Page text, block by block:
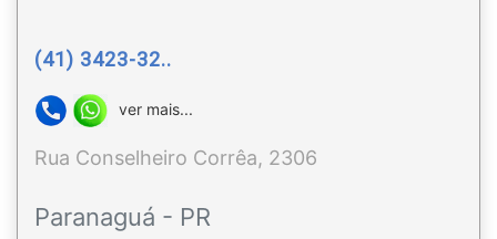
(41) 3423-32..
ver mais...
Rua Conselheiro Corrêa, 2306
Paranaguá - PR